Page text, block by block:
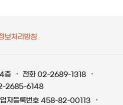
보처리방침
층
전화 02-2689-1318
2685-6148
자등록번호 458-82-00113